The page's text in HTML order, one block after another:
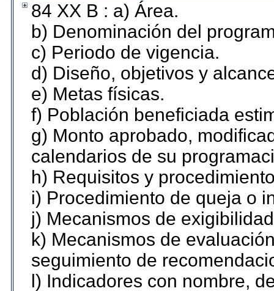
84 XX B : a) Área.
b) Denominación del
c) Periodo de vigencia.
d) Diseño, objetivos y
e) Metas físicas.
f) Población beneficiada
g) Monto aprobado,
calendarios de su
h) Requisitos y
i) Procedimiento de queja o
j) Mecanismos de
k) Mecanismos de
seguimiento de
l) Indicadores con nombre,